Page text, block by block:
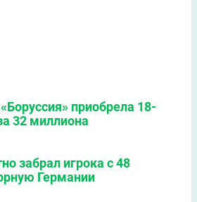
приобрела 18-
32 миллиона
забрал игрока с 48
Германии